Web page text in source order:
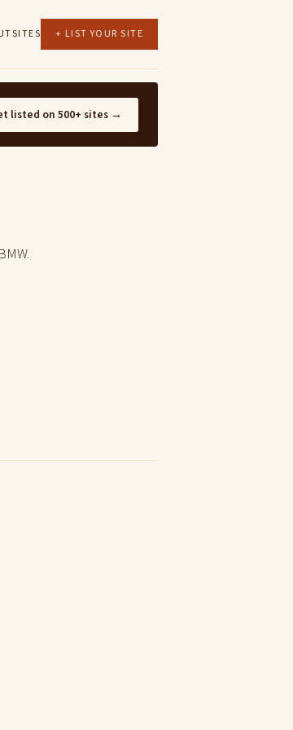
SITES + LIST YOUR SITE
listed on 500+ sites →